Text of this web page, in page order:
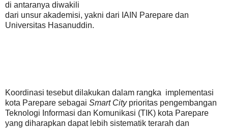
di antaranya diwakili
dari unsur akademisi, yakni dari IAIN Parepare dan
Universitas Hasanuddin.
Koordinasi tesebut dilakukan dalam rangka implementasi
kota Parepare sebagai Smart Cityprioritas pengembangan
Teknologi Informasi dan Komunikasi (TIK) kota Parepare
yang diharapkan dapat lebih sistematik terarah dan